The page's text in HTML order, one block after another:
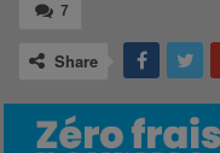
7
Share